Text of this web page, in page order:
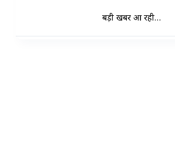
बड़ी खबर आ रही…